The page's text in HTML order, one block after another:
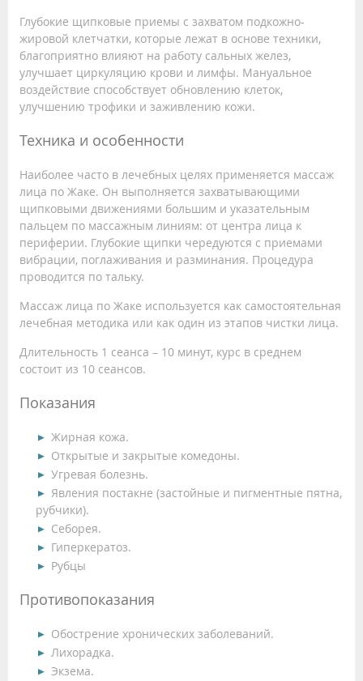
Глубокие щипковые приемы с захватом подкожно-
жировой клетчатки, которые лежат в основе техники,
благоприятно влияют на работу сальных желез,
улучшает циркуляцию крови и лимфы. Мануальное
воздействие способствует обновлению клеток,
улучшению трофики и заживлению кожи.
Техника и особенности
Наиболее часто в лечебных целях применяется массаж
лица по Жаке. Он выполняется захватывающими
щипковыми движениями большим и указательным
пальцем по массажным линиям: от центра лица к
периферии. Глубокие щипки чередуются с приемами
вибрации, поглаживания и разминания. Процедура
проводится по тальку.
Массаж лица по Жаке используется как самостоятельная
лечебная методика или как один из этапов чистки лица.
Длительность 1 сеанса – 10 минут, курс в среднем
состоит из 10 сеансов.
Показания
Жирная кожа.
Открытые и закрытые комедоны.
Угревая болезнь.
Явления постакне (застойные и пигментные пятна,
рубчики).
Себорея.
Гиперкератоз.
Рубцы
Противопоказания
Обострение хронических заболеваний.
Лихорадка.
Экзема.